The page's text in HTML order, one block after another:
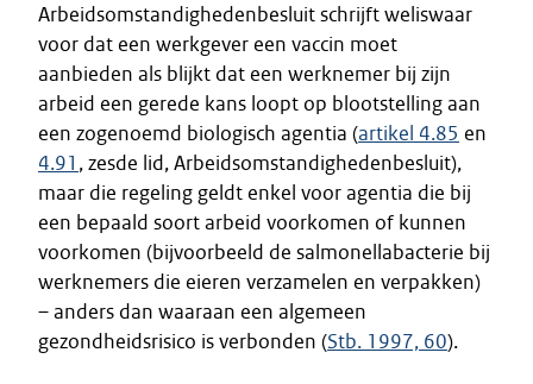
Arbeidsomstandighedenbesluit schrijft weliswaar
voor dat een werkgever een vaccin moet
aanbieden als blijkt dat een werknemer bij zijn
arbeid een gerede kans loopt op blootstelling aan
een zogenoemd biologisch agentia (artikel 4.85 en
4.91 , zesde lid, Arbeidsomstandighedenbesluit),
maar die regeling geldt enkel voor agentia die bij
een bepaald soort arbeid voorkomen of kunnen
voorkomen (bijvoorbeeld de salmonellabacterie bij
werknemers die eieren verzamelen en verpakken)
– anders dan waaraan een algemeen
gezondheidsrisico is verbonden (Stb. 1997, 60).